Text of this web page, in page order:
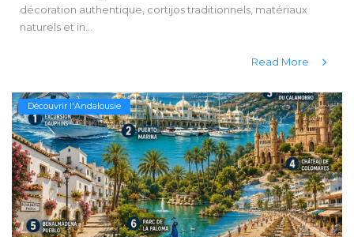
décoration authentique, cortijos traditionnels, matériaux
naturels et in...
Read More
Découvrir l'Andalousie